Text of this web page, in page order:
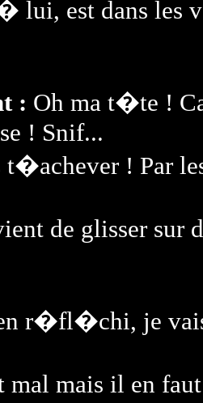
lui, est dans les
: Oh ma t�te !
! Snif...
t�achever ! Par
de glisser sur
r�fl�chi, je
mais il en